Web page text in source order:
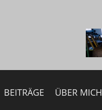
BEITRÄGE ÜBER MICH